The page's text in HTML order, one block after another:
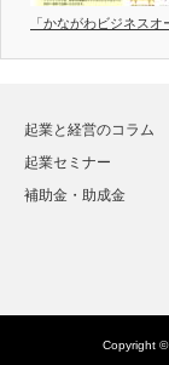
「かながわビジネス
起業と経営のコラム
起業セミナー
補助金・助成金
Copyright ©